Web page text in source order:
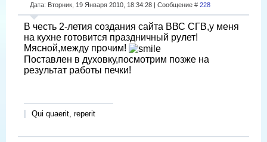
Дата: Вторник, 19 Января 2010, 18:34:28 | Сообщение # 228
В честь 2-летия создания сайта ВВС СГВ,у меня
на кухне готовится праздничный рулет!
Мясной,между прочим!
Поставлен в духовку,посмотрим позже на
результат работы печки!
Qui quaerit, reperit